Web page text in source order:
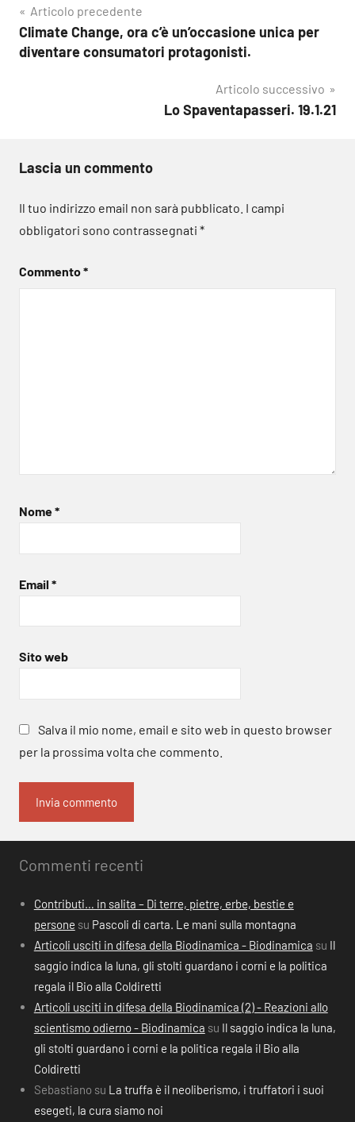
Navigazione
articoli
Articolo precedente
Climate Change, ora c’è un’occasione unica per
diventare consumatori protagonisti.
Articolo successivo
Lo Spaventapasseri. 19.1.21
Lascia un commento
Il tuo indirizzo email non sarà pubblicato. I campi
obbligatori sono contrassegnati *
Commento*
Nome*
Email *
Sito web
Salva il mio nome, email e sito web in questo browser
per la prossima volta che commento.
Commenti recenti
Contributi… in salita – Di terre, pietre, erbe, bestie e
persone su Pascoli di carta. Le mani sulla montagna
Articoli usciti in difesa della Biodinamica - Biodinamica su Il
saggio indica la luna, gli stolti guardano i corni e la politica
regala il Bio alla Coldiretti
Articoli usciti in difesa della Biodinamica (2) - Reazioni allo
scientismo odierno - Biodinamica su Il saggio indica la luna,
gli stolti guardano i corni e la politica regala il Bio alla
Coldiretti
Sebastiano su La truffa è il neoliberismo, i truffatori i suoi
esegeti, la cura siamo noi